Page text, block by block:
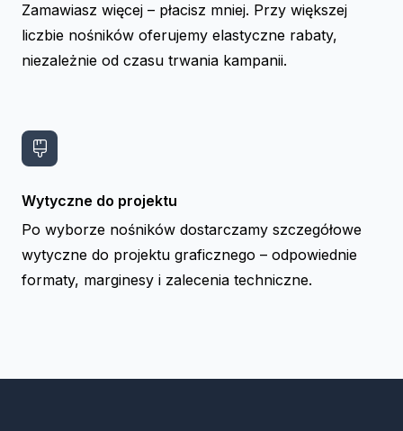
Zamawiasz więcej – płacisz mniej. Przy większej
liczbie nośników oferujemy elastyczne rabaty,
niezależnie od czasu trwania kampanii.
Wytyczne do projektu
Po wyborze nośników dostarczamy szczegółowe
wytyczne do projektu graficznego – odpowiednie
formaty, marginesy i zalecenia techniczne.